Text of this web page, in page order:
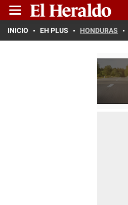
INICIO EH PLUS HONDURAS